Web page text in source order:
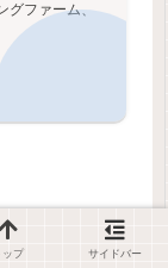
グファーム、
ップ サイドバー